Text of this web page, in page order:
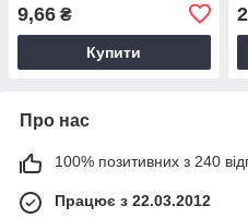
9,66 ₴
Купити
Про нас
100% позитивних з 240
Працює з 22.03.2012